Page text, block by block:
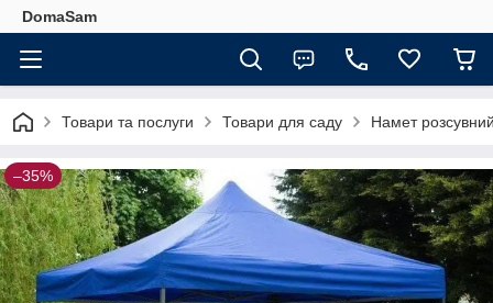
DomaSam
Товари та послуги Товари для саду Намет
–35%